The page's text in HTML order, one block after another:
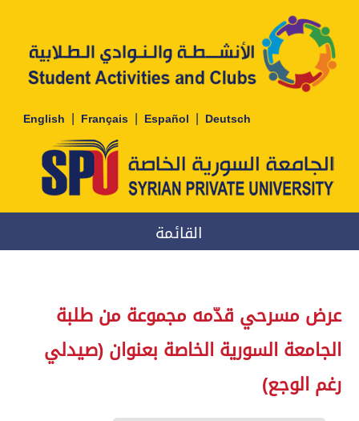
English | Français | Español | Deutsch
القائمة
عرض مسرحي قدّمه مجموعة من طلبة
الجامعة السورية الخاصة بعنوان (صيدلي
رغم الوجع)